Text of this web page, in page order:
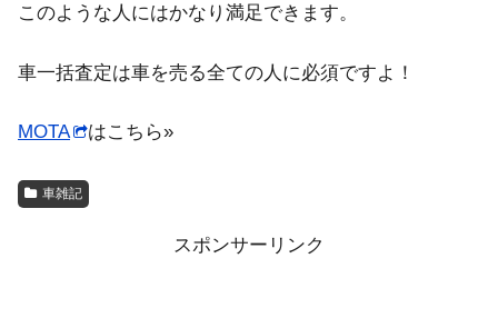
このような人にはかなり満足できます。
車一括査定は車を売る全ての人に必須ですよ！
MOTA はこちら»
車雑記
スポンサーリンク